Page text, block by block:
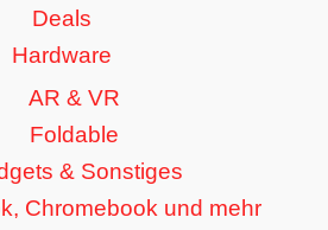
Deals
Hardware
AR & VR
Foldable
& Sonstiges
Chromebook und mehr